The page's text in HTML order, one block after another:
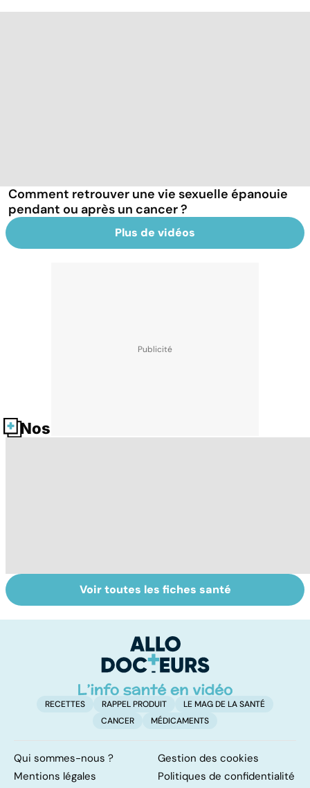
Comment retrouver une vie sexuelle épanouie
pendant ou après un cancer ?
Plus de vidéos
Nos fiches santé
Sexe : comment
retrouver sa
Tout savoir sur
les infections
Voir toutes les fiches santé
RECETTES RAPPEL PRODUIT
LE MAG DE LA SANTÉ
CANCER
MÉDICAMENTS
Qui sommes-nous ?
Gestion des cookies
Mentions légales
Politiques de confidentialité